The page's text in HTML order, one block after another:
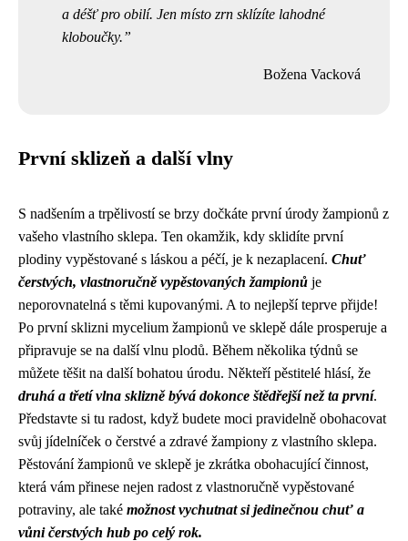
a déšť pro obilí. Jen místo zrn sklízíte lahodné
kloboučky.
Božena Vacková
První sklizeň a další vlny
S nadšením a trpělivostí se brzy dočkáte první úrody žampionů z
vašeho vlastního sklepa. Ten okamžik, kdy sklidíte první
plodiny vypěstované s láskou a péčí, je k nezaplacení. Chuť
čerstvých, vlastnoručně vypěstovaných žampionů je
neporovnatelná s těmi kupovanými. A to nejlepší teprve přijde!
Po první sklizni mycelium žampionů ve sklepě dále prosperuje a
připravuje se na další vlnu plodů. Během několika týdnů se
můžete těšit na další bohatou úrodu. Někteří pěstitelé hlásí, že
druhá a třetí vlna sklizně bývá dokonce štědřejší než ta první.
Představte si tu radost, když budete moci pravidelně obohacovat
svůj jídelníček o čerstvé a zdravé žampiony z vlastního sklepa.
Pěstování žampionů ve sklepě je zkrátka obohacující činnost,
která vám přinese nejen radost z vlastnoručně vypěstované
potraviny, ale také možnost vychutnat si jedinečnou chuť a
vůni čerstvých hub po celý rok.